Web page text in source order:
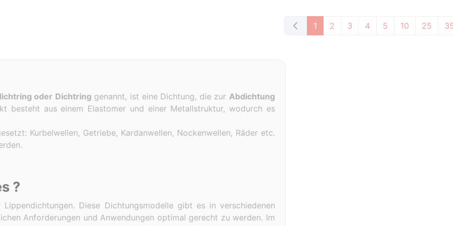
1 2 3 4 5 10 25
oder Dichtring genannt, ist eine Dichtung, die zur Abdichtung
besteht aus einem Elastomer und einer Metallstruktur, wodurch es
Kurbelwellen, Getriebe, Kardanwellen, Nockenwellen, Räder etc.
?
Diese Dichtungsmodelle gibt es in verschiedenen
Anforderungen und Anwendungen optimal gerecht zu werden. Im